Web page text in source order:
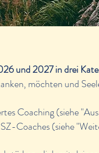
und 2027 in drei
möchten und
Coaching (siehe
Coaches (siehe